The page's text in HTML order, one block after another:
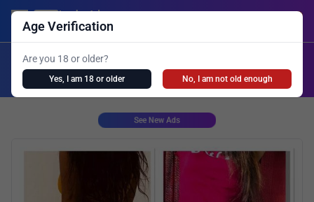
Lanka Ads
X
Girls Personal Live Cam Spa Shemale
See New Ads
Age Verification
Are you 18 or older?
Yes, I am 18 or older No, I am not old enough